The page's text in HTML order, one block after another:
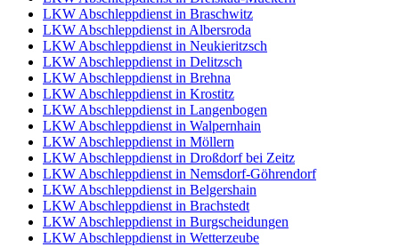
LKW Abschleppdienst in Braschwitz
LKW Abschleppdienst in Albersroda
LKW Abschleppdienst in Neukieritzsch
LKW Abschleppdienst in Delitzsch
LKW Abschleppdienst in Brehna
LKW Abschleppdienst in Krostitz
LKW Abschleppdienst in Langenbogen
LKW Abschleppdienst in Walpernhain
LKW Abschleppdienst in Möllern
LKW Abschleppdienst in Droßdorf bei Zeitz
LKW Abschleppdienst in Nemsdorf-Göhrendorf
LKW Abschleppdienst in Belgershain
LKW Abschleppdienst in Brachstedt
LKW Abschleppdienst in Burgscheidungen
LKW Abschleppdienst in Wetterzeube